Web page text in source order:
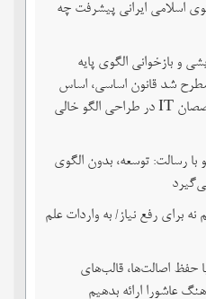
اسلامی ایرانی پیشرفت چه
و بازخوانی الگوی پایه
شد قانون اساسی، اساس
الگوی پیشرفت است/جای متخصصان IT در طراحی الگو خالی
رسالت: توسعه، بدون الگوی
برای رفع نیاز/ به واردات علم
حفظ اصالت‌ها، قالب‌های
عاشورا ارائه بدهیم